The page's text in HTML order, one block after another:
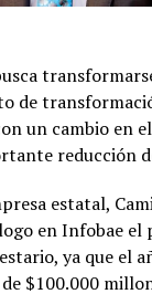
de
un cambio en
reducción
estatal,
en Infobae el
ya que el
$100.000